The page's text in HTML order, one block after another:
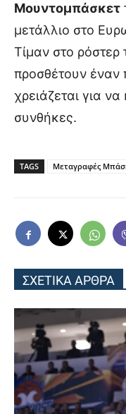
Μουντομπάσκετ
μετάλλιο στο
Τίμαν στο ρόστερ
προσθέτουν έναν
χρειάζεται για να
συνθήκες.
TAGS Μεταγραφές
ΣΧΕΤΙΚΑ ΑΡΘΡΑ